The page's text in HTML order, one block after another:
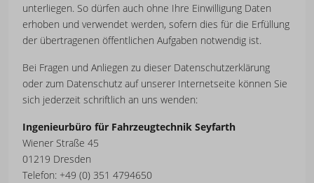
unterliegen. So dürfen auch ohne Ihre Einwilligung Daten
erhoben und verwendet werden, sofern dies für die Erfüllung
der übertragenen öffentlichen Aufgaben notwendig ist.
Bei Fragen und Anliegen zu dieser Datenschutzerklärung
oder zum Datenschutz auf unserer Internetseite können Sie
sich jederzeit schriftlich an uns wenden:
Ingenieurbüro für Fahrzeugtechnik Seyfarth
Wiener Straße 45
01219 Dresden
Telefon: +49 (0) 351 4794650